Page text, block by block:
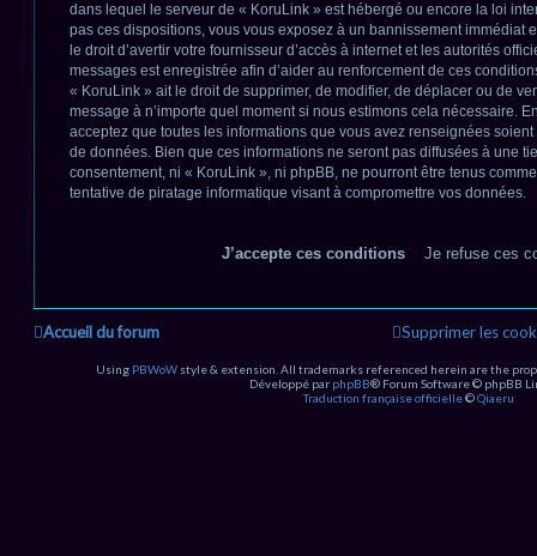
dans lequel le serveur de « KoruLink » est hébergé ou encore la loi
pas ces dispositions, vous vous exposez à un bannissement immédiat
le droit d’avertir votre fournisseur d’accès à internet et les autorités
messages est enregistrée afin d’aider au renforcement de ces
« KoruLink » ait le droit de supprimer, de modifier, de déplacer ou de
message à n’importe quel moment si nous estimons cela nécessaire.
acceptez que toutes les informations que vous avez renseignées
de données. Bien que ces informations ne seront pas diffusées à une
consentement, ni « KoruLink », ni phpBB, ne pourront être tenus
tentative de piratage informatique visant à compromettre vos données.
Accueil du forum Supprimer les
Using PBWoW style & extension. All trademarks referenced herein are the
Développé par phpBB® Forum Software © phpBB
Traduction française officielle©Qiaeru